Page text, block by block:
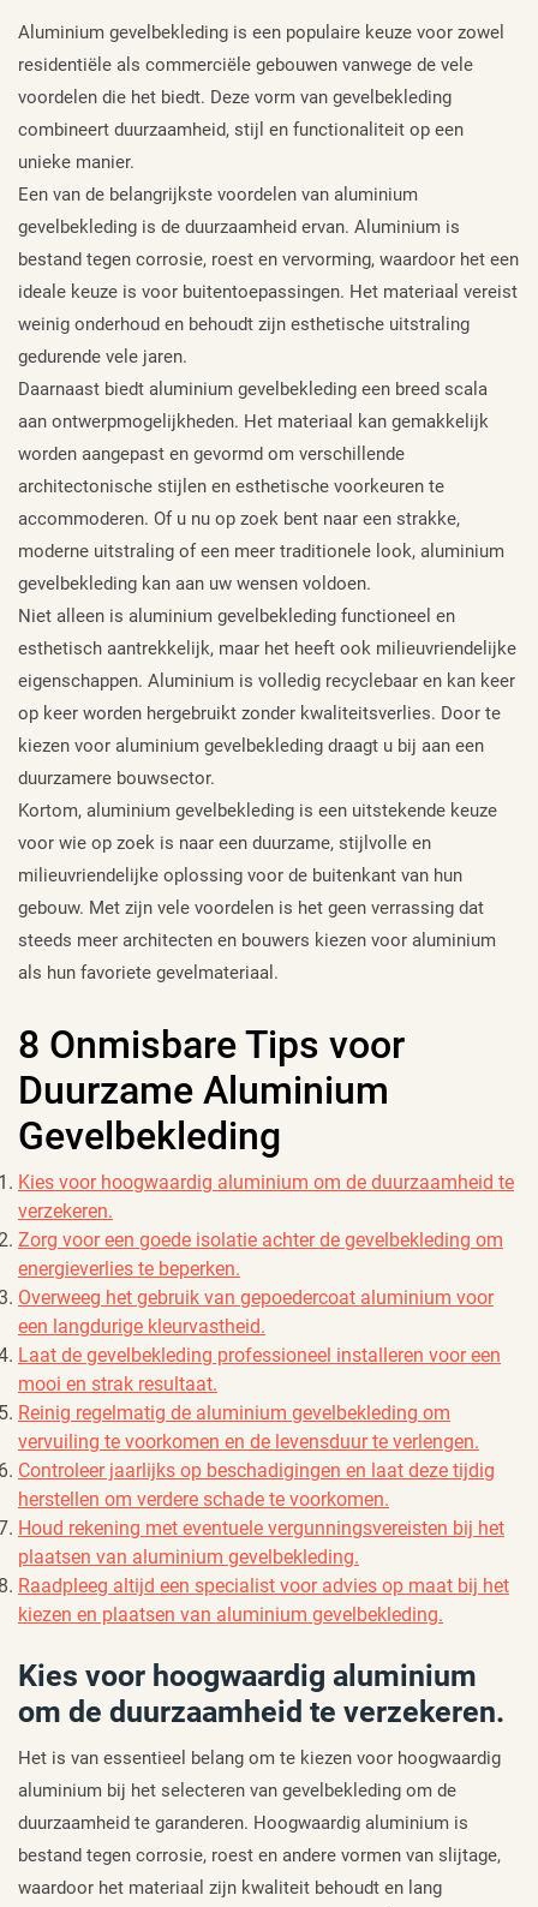
Aluminium gevelbekleding is een populaire keuze voor zowel
residentiële als commerciële gebouwen vanwege de vele
voordelen die het biedt. Deze vorm van gevelbekleding
combineert duurzaamheid, stijl en functionaliteit op een
unieke manier.
Een van de belangrijkste voordelen van aluminium
gevelbekleding is de duurzaamheid ervan. Aluminium is
bestand tegen corrosie, roest en vervorming, waardoor het een
ideale keuze is voor buitentoepassingen. Het materiaal vereist
weinig onderhoud en behoudt zijn esthetische uitstraling
gedurende vele jaren.
Daarnaast biedt aluminium gevelbekleding een breed scala
aan ontwerpmogelijkheden. Het materiaal kan gemakkelijk
worden aangepast en gevormd om verschillende
architectonische stijlen en esthetische voorkeuren te
accommoderen. Of u nu op zoek bent naar een strakke,
moderne uitstraling of een meer traditionele look, aluminium
gevelbekleding kan aan uw wensen voldoen.
Niet alleen is aluminium gevelbekleding functioneel en
esthetisch aantrekkelijk, maar het heeft ook milieuvriendelijke
eigenschappen. Aluminium is volledig recyclebaar en kan keer
op keer worden hergebruikt zonder kwaliteitsverlies. Door te
kiezen voor aluminium gevelbekleding draagt u bij aan een
duurzamere bouwsector.
Kortom, aluminium gevelbekleding is een uitstekende keuze
voor wie op zoek is naar een duurzame, stijlvolle en
milieuvriendelijke oplossing voor de buitenkant van hun
gebouw. Met zijn vele voordelen is het geen verrassing dat
steeds meer architecten en bouwers kiezen voor aluminium
als hun favoriete gevelmateriaal.
8 Onmisbare Tips voor
Duurzame Aluminium
Gevelbekleding
Kies voor hoogwaardig aluminium om de duurzaamheid te
verzekeren.
Zorg voor een goede isolatie achter de gevelbekleding om
energieverlies te beperken.
Overweeg het gebruik van gepoedercoat aluminium voor
een langdurige kleurvastheid.
Laat de gevelbekleding professioneel installeren voor een
mooi en strak resultaat.
Reinig regelmatig de aluminium gevelbekleding om
vervuiling te voorkomen en de levensduur te verlengen.
Controleer jaarlijks op beschadigingen en laat deze tijdig
herstellen om verdere schade te voorkomen.
Houd rekening met eventuele vergunningsvereisten bij het
plaatsen van aluminium gevelbekleding.
Raadpleeg altijd een specialist voor advies op maat bij het
kiezen en plaatsen van aluminium gevelbekleding.
Kies voor hoogwaardig aluminium
om de duurzaamheid te verzekeren.
Het is van essentieel belang om te kiezen voor hoogwaardig
aluminium bij het selecteren van gevelbekleding om de
duurzaamheid te garanderen. Hoogwaardig aluminium is
bestand tegen corrosie, roest en andere vormen van slijtage,
waardoor het materiaal zijn kwaliteit behoudt en lang